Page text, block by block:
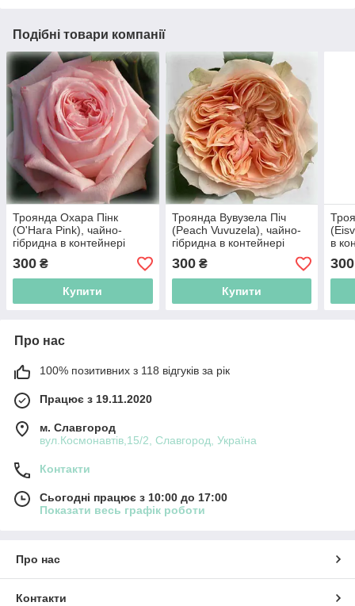
Подібні товари компанії
Троянда Охара Пінк
(O'Hara Pink), чайно-
гібридна в контейнері
300 ₴
Купити
Троянда Вувузела Піч
(Peach Vuvuzela), чайно-
гібридна в контейнері
300₴
Купити
в
300
Про нас
100% позитивних з 118 відгуків за рік
Працює з 19.11.2020
м. Славгород
вул.Космонавтів,15/2, Славгород, Україна
Контакти
Сьогодні працює з 10:00 до 17:00
Показати весь графік роботи
Про нас
Контакти